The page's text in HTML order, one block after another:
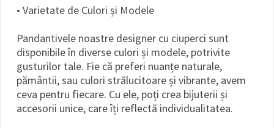
• Varietate de Culori și Modele
Pandantivele noastre designer cu ciuperci sunt
disponibile în diverse culori și modele, potrivite
gusturilor tale. Fie că preferi nuanțe naturale,
pământii, sau culori strălucitoare și vibrante, avem
ceva pentru fiecare. Cu ele, poți crea bijuterii și
accesorii unice, care îți reflectă individualitatea.